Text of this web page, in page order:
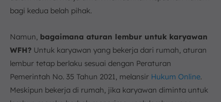
bagi kedua belah pihak.
Namun, bagaimana aturan lembur untuk karyawan
WFH? Untuk karyawan yang bekerja dari rumah, aturan
lembur tetap berlaku sesuai dengan Peraturan
Pemerintah No. 35 Tahun 2021, melansir Hukum Online.
Meskipun bekerja di rumah, jika karyawan diminta untuk